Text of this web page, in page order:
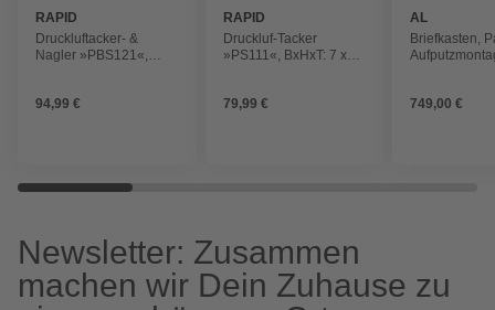
RAPID
Druckluftacker- &
Nagler »PBS121«,
bis 30 mm
94,99 €
RAPID
Druckluf-Tacker
»PS111«, BxHxT: 7 x
mm
79,99 €
AL
Briefkasten,
749,00 €
Newsletter: Zusammen
machen wir Dein Zuhause zu